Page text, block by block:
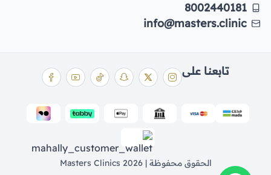
8002440181
info@masters.clinic
الحقوق محفوظة | 2026 Masters Clinics
تابعنا على